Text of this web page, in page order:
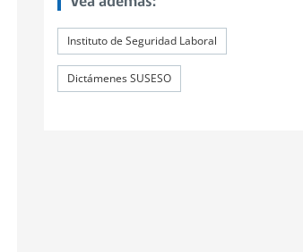
Instituto de Seguridad Laboral
Dictámenes SUSESO